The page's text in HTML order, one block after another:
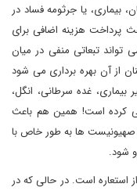
بیماری، یا جرثومه فساد در
پرداخت هزینه اضافی برای
تبعاتی منفی در میان
از آن بهره برداری می شود
بیماری، غده سرطانی، انگل،
کرده است! همین هم باعث
صهیونیست ها به طور خاص با
شود.
استعاره است. در حالی که در